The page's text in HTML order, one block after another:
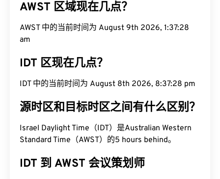
AWST 区域现在几点？
AWST 中的当前时间为 August 9th 2026, 1:37:29
am
IDT 区现在几点？
IDT 中的当前时间为 August 8th 2026, 8:37:29 pm
源时区和目标时区之间有什么区别？
Israel Daylight Time（IDT）是Australian Western
Standard Time（AWST）的5 hours behind。
IDT 到 AWST 会议策划师